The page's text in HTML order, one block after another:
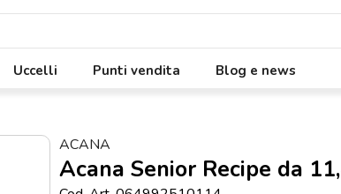
Uccelli Punti vendita Blog e news
ACANA
Acana Senior Recipe da